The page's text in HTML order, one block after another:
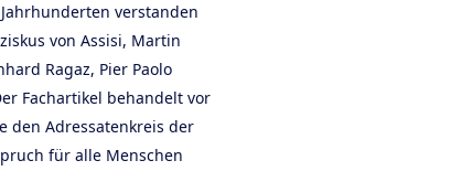
verstanden
von Assisi, Martin
Ragaz, Pier Paolo
Fachartikel behandelt vor
den Adressatenkreis der
für alle Menschen